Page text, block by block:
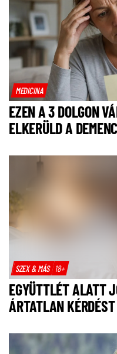
MEDICINA
EZEN A 3 DOLGON
ELKERÜLD A
SZEX & MÁS 18+
EGYÜTTLÉT ALATT
ÁRTATLAN KÉRDÉST